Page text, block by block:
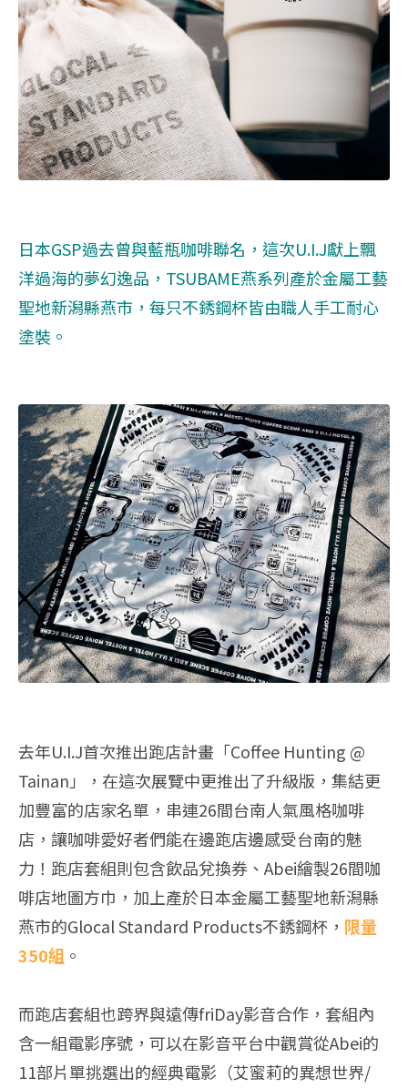
日本GSP過去曾與藍瓶咖啡聯名，這次U.I.J獻上飄
洋過海的夢幻逸品，TSUBAME燕系列產於金屬工藝
聖地新潟縣燕市，每只不銹鋼杯皆由職人手工耐心
塗裝。
去年U.I.J首次推出跑店計畫「Coffee Hunting‭ ‬@‭
‬Tainan」，在這次展覽中更推出了升級版，集結更
加豐富的店家名單，串連26間台南人氣風格咖啡
店，讓咖啡愛好者們能在邊跑店邊感受台南的魅
力！跑店套組則包含飲品兌換券、Abei繪製26間咖
啡店地圖方巾，加上產於日本金屬工藝聖地新潟縣
燕市的Glocal Standard Products不銹鋼杯， 限量
350組 。
而跑店套組也跨界與遠傳friDay影音合作，套組內
含一組電影序號，可以在影音平台中觀賞從Abei的
11部片單挑選出的經典電影（艾蜜莉的異想世界‭/ ‬